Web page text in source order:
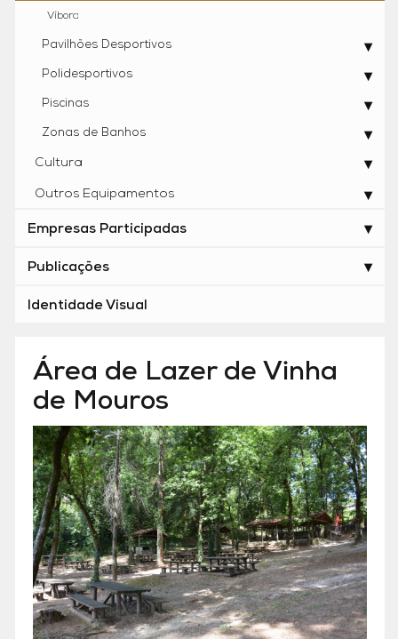
Víbora
Pavilhões Desportivos
Polidesportivos
Piscinas
Zonas de Banhos
Cultura
Outros Equipamentos
Empresas Participadas
Publicações
Identidade Visual
Área de Lazer de Vinha
de Mouros